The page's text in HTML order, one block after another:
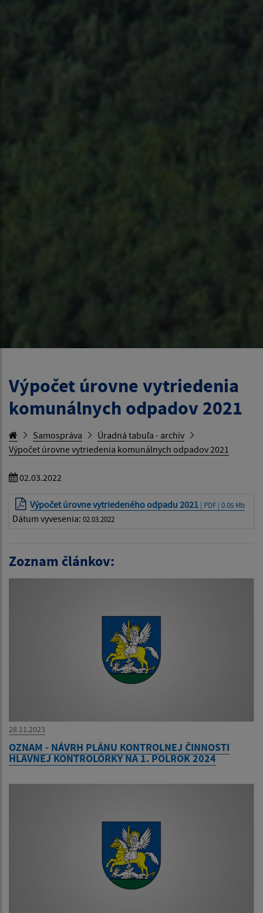
Výpočet úrovne vytriedenia
komunálnych odpadov 2021
Samospráva
Úradná tabuľa - archív
Výpočet úrovne vytriedenia komunálnych odpadov 2021
02.03.2022
Výpočet úrovne vytriedeného odpadu 2021 | PDF | 0.05 Mb
Dátum vyvesenia: 02.03.2022
Zoznam článkov:
28.11.2023
OZNAM - NÁVRH PLÁNU KONTROLNEJ ČINNOSTI
HLAVNEJ KONTROLÓRKY NA 1. POLROK 2024